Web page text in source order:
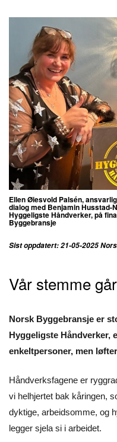
Ellen Øiesvold Palsén,
dialog med Benjamin Husstad-
Hyggeligste Håndverker, på
Byggebransje
Sist oppdatert: 21-05-2025
Vår stemme
Norsk Byggebransje er
Hyggeligste Håndverker,
enkeltpersoner, men
Håndverksfagene er
vi helhjertet bak kåringen,
dyktige, arbeidsomme, og
legger sjela si i arbeidet.